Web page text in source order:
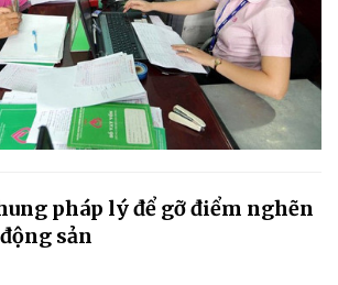
pháp lý để gỡ điểm nghẽn
sản